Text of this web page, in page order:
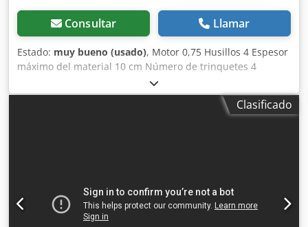
Consultar Llamar
Estado: muy bueno (usado), Motor 0,75 Husillos 4 Espesor
máximo del material 10 cm Número de trinquetes 4
Mordazas neumáticas 2 Dcodpfxotrt Aqs Aphsk
Clasificado